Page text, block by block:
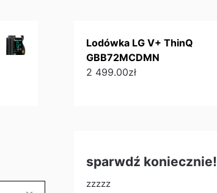
Lodówka LG V+ ThinQ
GBB72MCDMN
2 499.00zł
sparwdź koniecznie!
zzzzz